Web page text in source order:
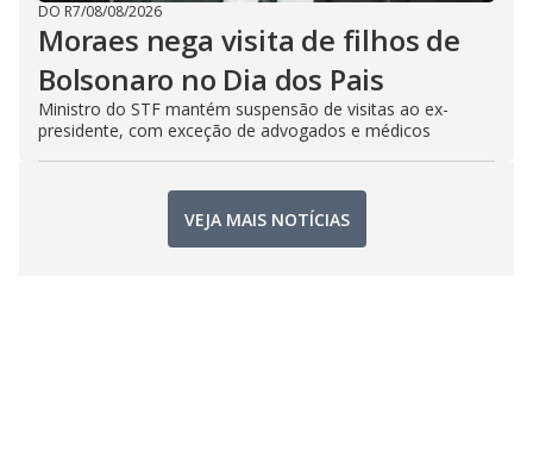
DO R7/08/08/2026
Moraes nega visita de filhos de
Bolsonaro no Dia dos Pais
Ministro do STF mantém suspensão de visitas ao ex-
presidente, com exceção de advogados e médicos
VEJA MAIS NOTÍCIAS